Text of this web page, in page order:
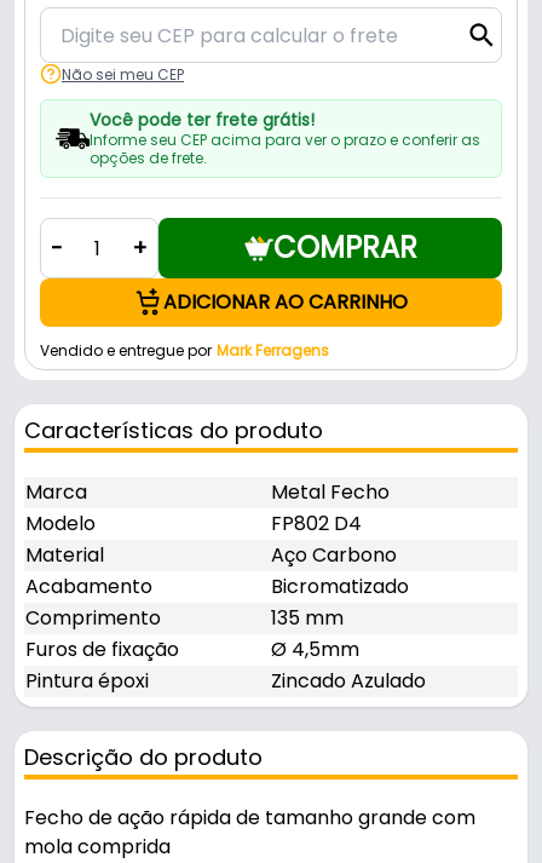
Não sei meu CEP
Você pode ter frete grátis!
Informe seu CEP acima para ver o prazo e conferir as
opções de frete.
- + COMPRAR
ADICIONAR AO CARRINHO
Vendido e entregue por Mark Ferragens
Características do produto
Marca
Metal Fecho
Modelo
FP802 D4
Material
Aço Carbono
Acabamento
Bicromatizado
Comprimento
135 mm
Furos de fixação
Ø 4,5mm
Pintura époxi
Zincado Azulado
Descrição do produto
Fecho de ação rápida de tamanho grande com
mola comprida